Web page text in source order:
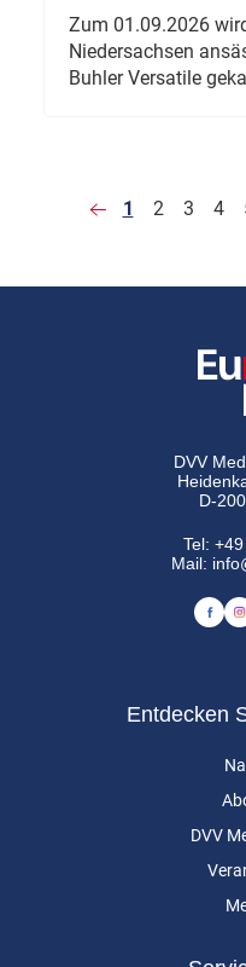
Zum 01.09.2026
Niedersachsen
Buhler Versatile
1 2 3 4
DVV
D-
Tel:
Mail:
Entdecken
DVV